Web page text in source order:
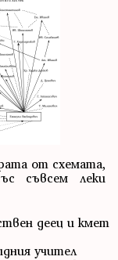
от схемата,
съвсем леки
деец и кмет
учител